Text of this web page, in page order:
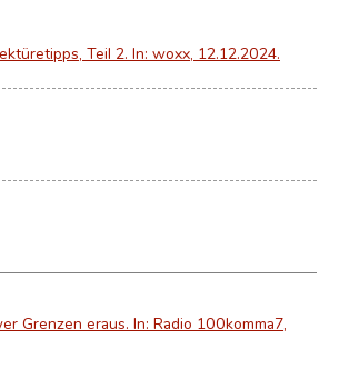
Teil 2. In: woxx, 12.12.2024.
Grenzen eraus. In: Radio 100komma7,